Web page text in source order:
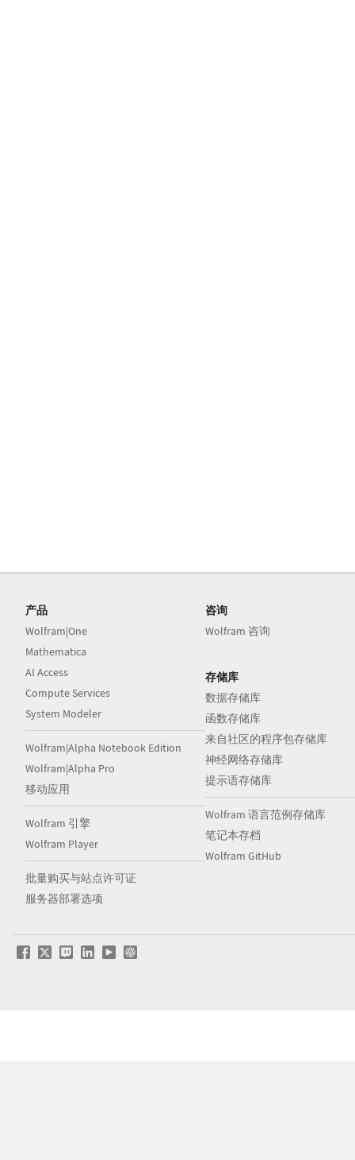
产品
Wolfram|One
Mathematica
AI Access
Compute Services
System Modeler
Wolfram|Alpha Notebook Edition
Wolfram|Alpha Pro
移动应用
Wolfram 引擎
Wolfram Player
批量购买与站点许可证
服务器部署选项
咨询
Wolfram 咨询
存储库
数据存储库
函数存储库
来自社区的程序包存储库
神经网络存储库
提示语存储库
Wolfram 语言范例存储库
笔记本存档
Wolfram GitHub